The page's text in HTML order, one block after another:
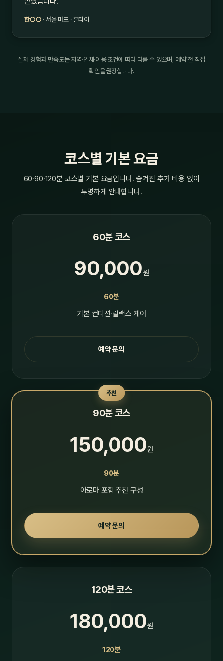
한○○ · 서울 마포 · 홈타이
실제 경험과 만족도는 지역·업체·이용 조건에 따라 다를 수 있으며, 예약 전 직접
확인을 권장합니다.
코스별 기본 요금
60·90·120분 코스별 기본 요금입니다. 숨겨진 추가 비용 없이
투명하게 안내합니다.
60분 코스
90,000원
60분
기본 컨디션·릴랙스 케어
예약 문의
추천
90분 코스
150,000원
90분
아로마 포함 추천 구성
예약 문의
120분 코스
180,000원
120분